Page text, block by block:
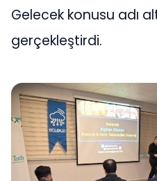
Gelecek konusu adı
gerçekleştirdi.